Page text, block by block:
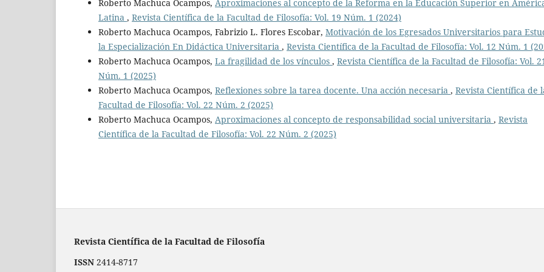
Roberto Machuca Ocampos, Aproximaciones al concepto de la Reforma en la Educación Superior en
Latina , Revista Científica de la Facultad de Filosofía: Vol. 19 Núm. 1 (2024)
Roberto Machuca Ocampos, Fabrizio L. Flores Escobar, Motivación de los Egresados Universitarios para
la Especialización En Didáctica Universitaria , Revista Científica de la Facultad de Filosofía: Vol. 12 Núm. 1
Roberto Machuca Ocampos, La fragilidad de los vínculos , Revista Científica de la Facultad de Filosofía: Vol.
Núm. 1 (2025)
Roberto Machuca Ocampos, Reflexiones sobre la tarea docente. Una acción necesaria , Revista Científica de
Facultad de Filosofía: Vol. 22 Núm. 2 (2025)
Roberto Machuca Ocampos, Aproximaciones al concepto de responsabilidad social universitaria , Revista
Científica de la Facultad de Filosofía: Vol. 22 Núm. 2 (2025)
Revista Científica de la Facultad de Filosofía
ISSN 2414-8717